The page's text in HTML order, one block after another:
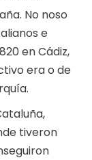
No noso
e
en Cádiz,
era o de
tiveron